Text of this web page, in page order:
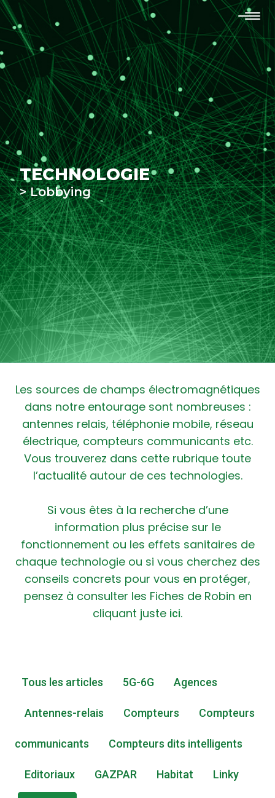
TECHNOLOGIE
> Lobbying
Les sources de champs électromagnétiques
dans notre entourage sont nombreuses :
antennes relais, téléphonie mobile, réseau
électrique, compteurs communicants etc.
Vous trouverez dans cette rubrique toute
l’actualité autour de ces technologies.
Si vous êtes à la recherche d’une
information plus précise sur le
fonctionnement ou les effets sanitaires de
chaque technologie ou si vous cherchez des
conseils concrets pour vous en protéger,
pensez à consulter les Fiches de Robin en
cliquant juste ici.
Tous les articles 5G-6G Agences
Antennes-relais Compteurs Compteurs
communicants Compteurs dits intelligents
Editoriaux GAZPAR Habitat Linky